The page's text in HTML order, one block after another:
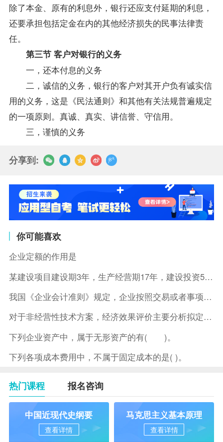
除了本金、原有的利息外，银行还应支付延期的利息，
还要承担包括定金在内的其他经济损失的民事法律责
任。
第三节 客户对银行的义务
一，还本付息的义务
二，诚信的义务，银行的客户对其开户负有诚实信
用的义务，这是《民法通则》和其他有关法规普遍规定
的一项原则。真诚、真实、讲信誉、守信用。
三，谨慎的义务
分享到:
你可能喜欢
企业定额的作用是
某建设项目建设期3年，生产经营期17年，建设投资5500万元
我国《企业会计准则》规定，企业按照交易或者事项的经济特征确定
对于非经营性技术方案，经济效果评价主要分析拟定方案的( )。
下列企业资产中，属于无形资产的有( )。
下列各项成本费用中，不属于固定成本的是( )。
热门课程 报名咨询
中国近现代史纲要
查看详情
马克思主义基本原理
查看详情